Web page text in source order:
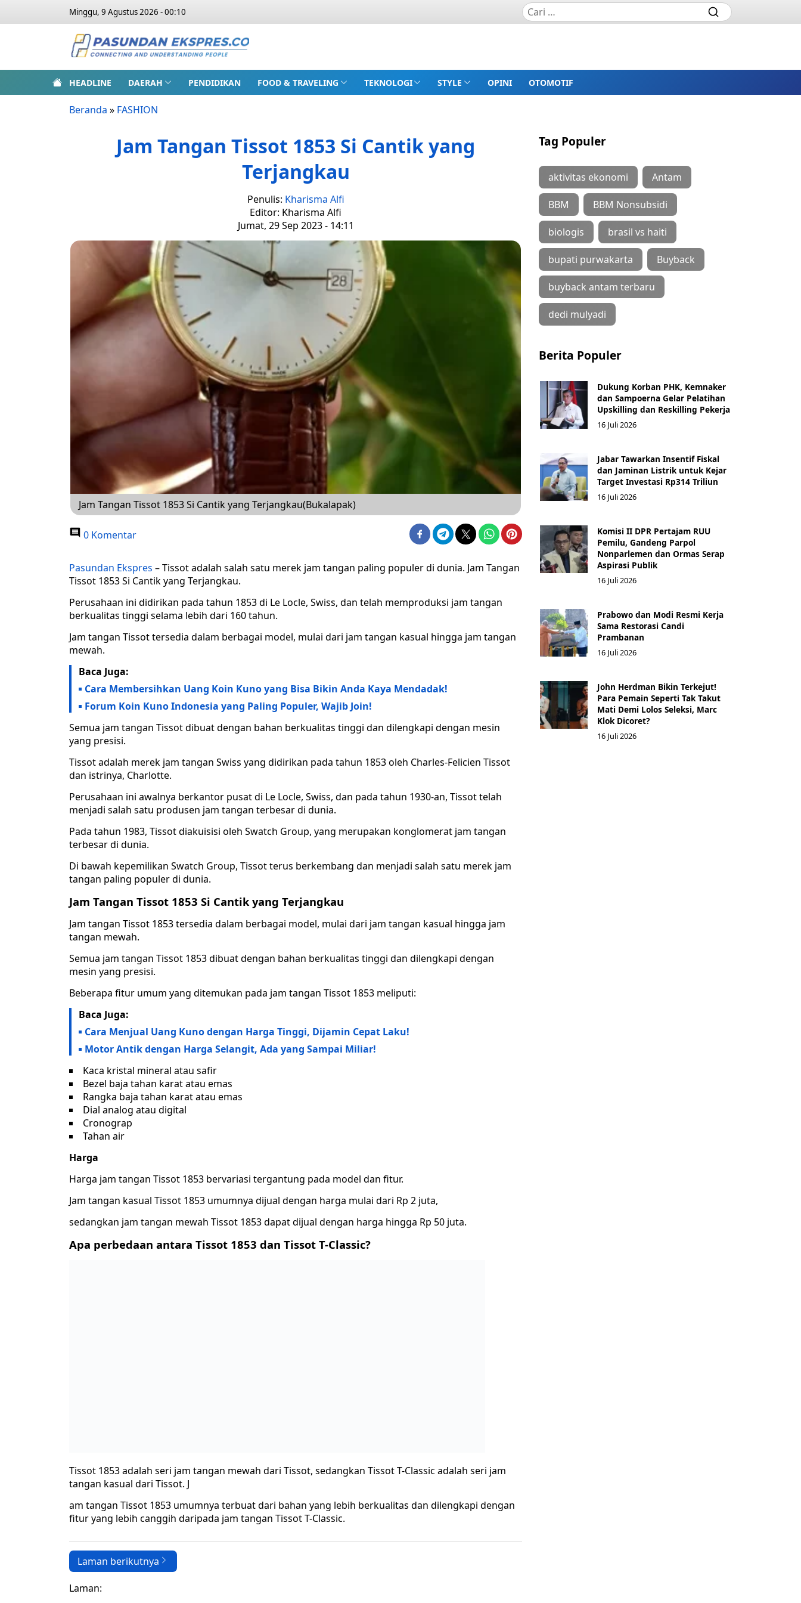
Minggu, 9 Agustus 2026 - 00:10
HEADLINE DAERAH PENDIDIKAN FOOD & TRAVELING TEKNOLOGI STYLE OPINI OTOMOTIF
Beranda » FASHION
Jam Tangan Tissot 1853 Si Cantik yang
Terjangkau
Penulis: Kharisma Alfi
Editor: Kharisma Alfi
Jumat, 29 Sep 2023 - 14:11
Jam Tangan Tissot 1853 Si Cantik yang Terjangkau(Bukalapak)
0 Komentar
Pasundan Ekspres – Tissot adalah salah satu merek jam tangan paling populer di dunia. Jam Tangan
Tissot 1853 Si Cantik yang Terjangkau.
Perusahaan ini didirikan pada tahun 1853 di Le Locle, Swiss, dan telah memproduksi jam tangan
berkualitas tinggi selama lebih dari 160 tahun.
Jam tangan Tissot tersedia dalam berbagai model, mulai dari jam tangan kasual hingga jam tangan
mewah.
Baca Juga:
Cara Membersihkan Uang Koin Kuno yang Bisa Bikin Anda Kaya Mendadak!
Forum Koin Kuno Indonesia yang Paling Populer, Wajib Join!
Semua jam tangan Tissot dibuat dengan bahan berkualitas tinggi dan dilengkapi dengan mesin
yang presisi.
Tissot adalah merek jam tangan Swiss yang didirikan pada tahun 1853 oleh Charles-Felicien Tissot
dan istrinya, Charlotte.
Perusahaan ini awalnya berkantor pusat di Le Locle, Swiss, dan pada tahun 1930-an, Tissot telah
menjadi salah satu produsen jam tangan terbesar di dunia.
Pada tahun 1983, Tissot diakuisisi oleh Swatch Group, yang merupakan konglomerat jam tangan
terbesar di dunia.
Di bawah kepemilikan Swatch Group, Tissot terus berkembang dan menjadi salah satu merek jam
tangan paling populer di dunia.
Jam Tangan Tissot 1853 Si Cantik yang Terjangkau
Jam tangan Tissot 1853 tersedia dalam berbagai model, mulai dari jam tangan kasual hingga jam
tangan mewah.
Semua jam tangan Tissot 1853 dibuat dengan bahan berkualitas tinggi dan dilengkapi dengan
mesin yang presisi.
Beberapa fitur umum yang ditemukan pada jam tangan Tissot 1853 meliputi:
Baca Juga:
Cara Menjual Uang Kuno dengan Harga Tinggi, Dijamin Cepat Laku!
Motor Antik dengan Harga Selangit, Ada yang Sampai Miliar!
Kaca kristal mineral atau safir
Bezel baja tahan karat atau emas
Rangka baja tahan karat atau emas
Dial analog atau digital
Cronograp
Tahan air
Harga
Harga jam tangan Tissot 1853 bervariasi tergantung pada model dan fitur.
Jam tangan kasual Tissot 1853 umumnya dijual dengan harga mulai dari Rp 2 juta,
sedangkan jam tangan mewah Tissot 1853 dapat dijual dengan harga hingga Rp 50 juta.
Apa perbedaan antara Tissot 1853 dan Tissot T-Classic?
Tag: ciri ciri jam tangan tissot 1853 asli harga jam tangan tissot 1853
harga jam tangan tissot 1853 automatic original harga jam tangan tissot 1853 bekas
harga jam tangan tissot 1853 original
jam tangan tissot 1853 automatic
Tag Populer
aktivitas ekonomi Antam
BBM BBM Nonsubsidi
biologis brasil vs haiti
bupati purwakarta Buyback
buyback antam terbaru
dedi mulyadi
Berita Populer
Dukung Korban PHK, Kemnaker
dan Sampoerna Gelar Pelatihan
Upskilling dan Reskilling Pekerja
16 Juli 2026
Jabar Tawarkan Insentif Fiskal
dan Jaminan Listrik untuk Kejar
Target Investasi Rp314 Triliun
16 Juli 2026
Komisi II DPR Pertajam RUU
Pemilu, Gandeng Parpol
Nonparlemen dan Ormas Serap
Aspirasi Publik
16 Juli 2026
Prabowo dan Modi Resmi Kerja
Sama Restorasi Candi
Prambanan
16 Juli 2026
John Herdman Bikin Terkejut!
Para Pemain Seperti Tak Takut
Mati Demi Lolos Seleksi, Marc
Klok Dicoret?
16 Juli 2026